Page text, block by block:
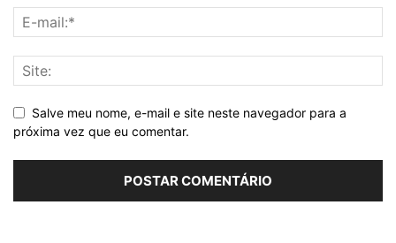
Salve meu nome, e-mail e site neste navegador para a
próxima vez que eu comentar.